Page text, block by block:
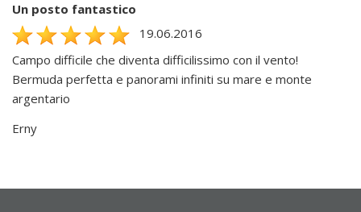
Un posto fantastico
19.06.2016
Campo difficile che diventa difficilissimo con il vento!
Bermuda perfetta e panorami infiniti su mare e monte
argentario
Erny